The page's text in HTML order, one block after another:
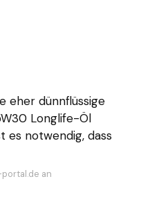
eher dünnflüssige
Longlife-Öl
es notwendig, dass
an